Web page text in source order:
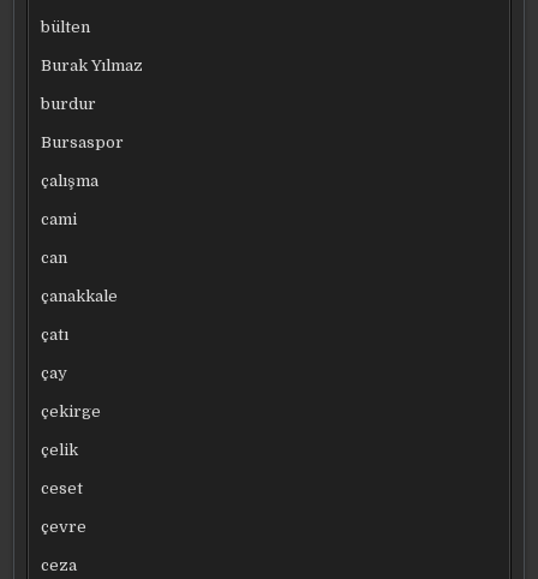
bülten
Burak Yılmaz
burdur
Bursaspor
çalışma
cami
can
çanakkale
çatı
çay
çekirge
çelik
ceset
çevre
ceza